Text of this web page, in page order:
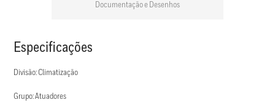
Documentação e Desenhos
Especificações
Divisão: Climatização
Grupo: Atuadores